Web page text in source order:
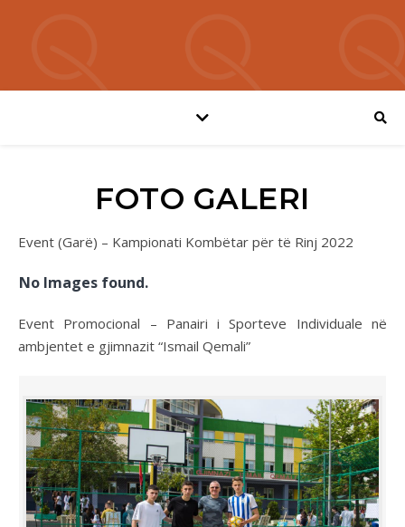
FOTO GALERI
Event (Garë) – Kampionati Kombëtar për të Rinj 2022
No Images found.
Event Promocional – Panairi i Sporteve Individuale në
ambjentet e gjimnazit “Ismail Qemali”